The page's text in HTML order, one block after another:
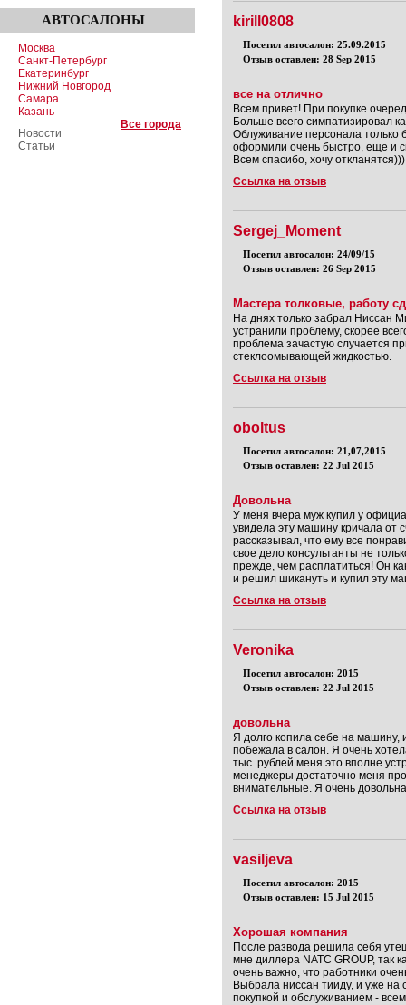
АВТОСАЛОНЫ
Москва
Санкт-Петербург
Екатеринбург
Нижний Новгород
Самара
Казань
Все города
Новости
Статьи
kirill0808
Посетил автосалон: 25.09.2015
Отзыв оставлен: 28 Sep 2015
все на отлично
Всем привет! При покупке
Больше всего симпатизировал
Облуживание персонала только
оформили очень быстро, еще и
Всем спасибо, хочу откланятся)))
Ссылка на отзыв
Sergej_Moment
Посетил автосалон: 24/09/15
Отзыв оставлен: 26 Sep 2015
Мастера толковые, работу
На днях только забрал Ниссан
устранили проблему, скорее
проблема зачастую случается
стеклоомывающей жидкостью.
Ссылка на отзыв
oboltus
Посетил автосалон: 21,07,2015
Отзыв оставлен: 22 Jul 2015
Довольна
У меня вчера муж купил у
увидела эту машину кричала от
рассказывал, что ему все
свое дело консультанты не
прежде, чем расплатиться! Он
и решил шикануть и купил эту
Ссылка на отзыв
Veronika
Посетил автосалон: 2015
Отзыв оставлен: 22 Jul 2015
довольна
Я долго копила себе на машину,
побежала в салон. Я очень
тыс. рублей меня это вполне
менеджеры достаточно меня
внимательные. Я очень
Ссылка на отзыв
vasiljeva
Посетил автосалон: 2015
Отзыв оставлен: 15 Jul 2015
Хорошая компания
После развода решила себя
мне диллера NATC GROUP, так
очень важно, что работники
Выбрала ниссан тииду, и уже
покупкой и обслуживанием -